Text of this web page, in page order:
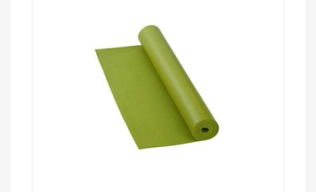
ПРИДБАТИ
Add to Wishlist